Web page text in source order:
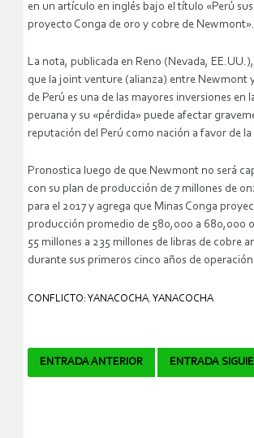
en un artículo en inglés bajo el título «Perú
proyecto Conga de oro y cobre de Newmont».
La nota, publicada en Reno (Nevada,
que la joint venture (alianza) entre Newmont
de Perú es una de las mayores inversiones en
peruana y su «pérdida» puede afectar
reputación del Perú como nación a favor de la
Pronostica luego de que Newmont no será
con su plan de producción de 7 millones de
para el 2017 y agrega que Minas Conga
producción promedio de 580,000 a 680,000
55 millones a 235 millones de libras de cobre
durante sus primeros cinco años de operación.
CONFLICTO: YANACOCHA, YANACOCHA
Navegador
ENTRADA ANTERIOR ENTRADA